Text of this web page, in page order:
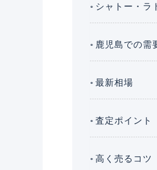
シャトー・ラ
鹿児島での需
最新相場
査定ポイント
高く売るコツ